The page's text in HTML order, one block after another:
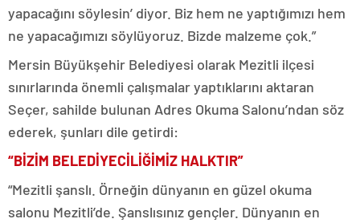
yapacağını söylesin’ diyor. Biz hem ne yaptığımızı hem
ne yapacağımızı söylüyoruz. Bizde malzeme çok.”
Mersin Büyükşehir Belediyesi olarak Mezitli ilçesi
sınırlarında önemli çalışmalar yaptıklarını aktaran
Seçer, sahilde bulunan Adres Okuma Salonu’ndan söz
ederek, şunları dile getirdi:
“BİZİM BELEDİYECİLİĞİMİZ HALKTIR”
“Mezitli şanslı. Örneğin dünyanın en güzel okuma
salonu Mezitli’de. Şanslısınız gençler. Dünyanın en